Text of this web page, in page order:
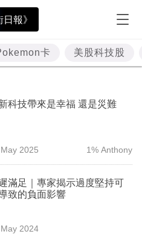
報》
卡 美股科技股
科技帶來是幸福 還是災難
2025 1% Anthony
滿足｜專家揭示過度堅持可
致的負面影響
2024